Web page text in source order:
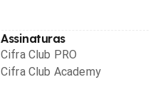
Assinaturas
Cifra Club PRO
Cifra Club Academy